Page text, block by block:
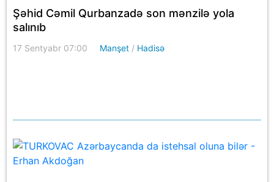
Şəhid Cəmil Qurbanzadə son mənzilə yola
salınıb
17 Sentyabr 07:00 Manşet / Hadisə